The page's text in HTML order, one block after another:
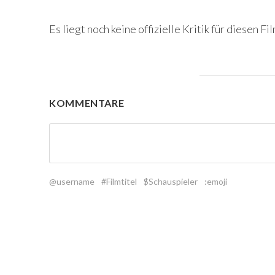
Es liegt noch keine offizielle Kritik für diesen
KOMMENTARE
@username #Filmtitel $Schauspieler :emoji